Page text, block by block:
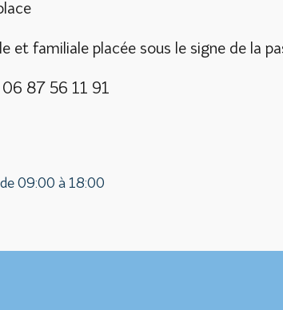
et familiale placée sous le signe de la
06 87 56 11 91
09:00 à 18:00